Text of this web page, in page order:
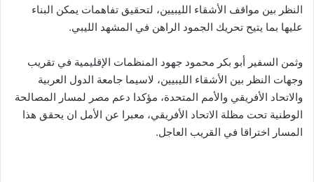
النظر بين مواقف الأشقاء الليبيين، لتحقيق تفاهمات يمكن البناء
عليها بما يتيح تحريك الجمود الراهن في المشهد الليبي.
وثمن السفير أبو بكر محمود جهود المنظمات الإقليمية في تقريب
وجهات النظر بين الأشقاء الليبيين، لاسيما جامعة الدول العربية
والاتحاد الأفريقي والأمم المتحدة، مؤكدا دعم مصر لمسار المصالحة
الوطنية تحت مظلة الاتحاد الأفريقي، معبرا عن الأمل ان يحقق هذا
المسار اختراقا في القريب العاجل.